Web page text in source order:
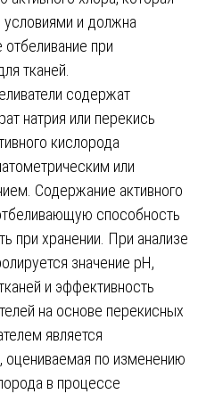
условиями и должна
при
тканей.
содержат
натрия или перекись
кислорода
или
Содержание активного
способность
при хранении. При анализе
значение pH,
и эффективность
на основе перекисных
является
оцениваемая по изменению
в процессе